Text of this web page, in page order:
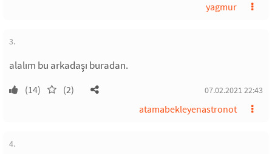
yagmur
3.
alalım bu arkadaşı buradan.
(14) (2) 07.02.2021 22:43
atamabekleyenastronot
4.